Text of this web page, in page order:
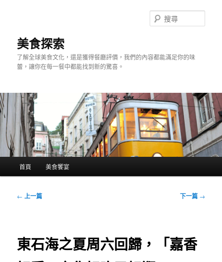
美食探索
了解全球美食文化，還是獲得餐廳評價，我們的內容都能滿足你的味
蕾，讓你在每一餐中都能找到新的驚喜。
尋
首頁 美食饗宴
文
← 上一篇 下一篇 →
東石海之夏周六回歸，「嘉香